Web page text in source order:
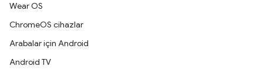
Wear OS
ChromeOS cihazlar
Arabalar için Android
Android TV